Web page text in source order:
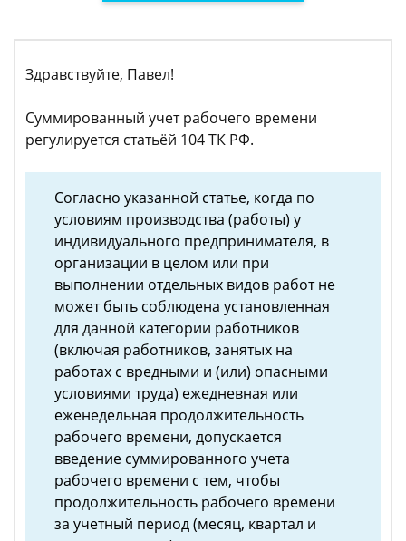
Здравствуйте, Павел!
Суммированный учет рабочего времени
регулируется статьёй 104 ТК РФ.
Согласно указанной статье, когда по
условиям производства (работы) у
индивидуального предпринимателя, в
организации в целом или при
выполнении отдельных видов работ не
может быть соблюдена установленная
для данной категории работников
(включая работников, занятых на
работах с вредными и (или) опасными
условиями труда) ежедневная или
еженедельная продолжительность
рабочего времени, допускается
введение суммированного учета
рабочего времени с тем, чтобы
продолжительность рабочего времени
за учетный период (месяц, квартал и